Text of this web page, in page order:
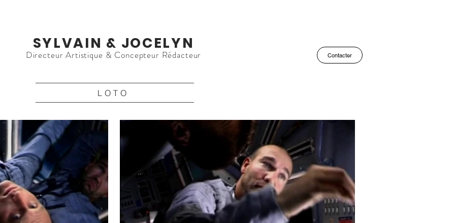
SYLVAIN & JOCELYN
Directeur Artistique & Concepteur Rédacteur Contacter
LOTO
vidéo Lire la vidéo